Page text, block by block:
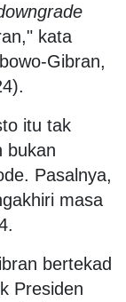
kata
Gibran,
itu tak
bukan
Pasalnya,
masa
bertekad
Presiden